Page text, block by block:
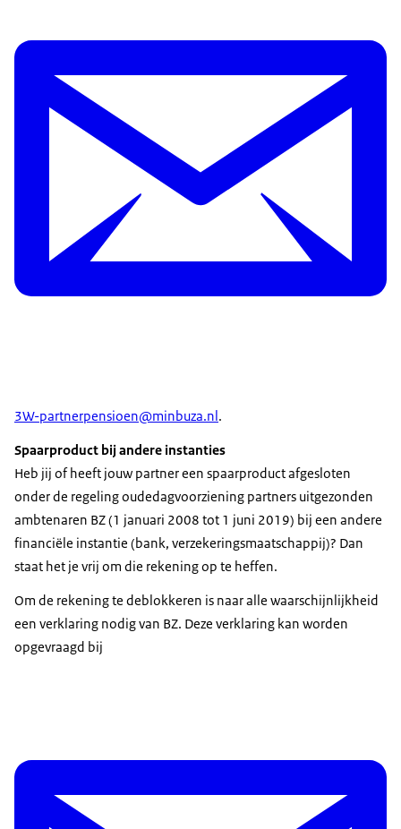
3W-partnerpensioen@minbuza.nl .
Spaarproduct bij andere instanties
Heb jij of heeft jouw partner een spaarproduct afgesloten
onder de regeling oudedagvoorziening partners uitgezonden
ambtenaren BZ (1 januari 2008 tot 1 juni 2019) bij een andere
financiële instantie (bank, verzekeringsmaatschappij)? Dan
staat het je vrij om die rekening op te heffen.
Om de rekening te deblokkeren is naar alle waarschijnlijkheid
een verklaring nodig van BZ. Deze verklaring kan worden
opgevraagd bij